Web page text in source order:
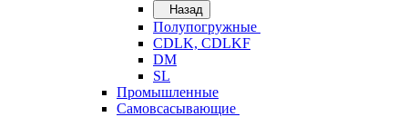
Назад
Полупогружные
CDLK, CDLKF
DM
SL
Промышленные
Самовсасывающие